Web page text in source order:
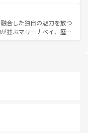
の季節にも異なる楽しみ
の人々、仏教を中心とし
、訪れる旅人を魅了し続
。観光スポットが密集し
るのも魅力。息をのむよ
香港を存分に楽しみ尽く
合した独自の魅力を放つ
並ぶマリーナベイ、歴史
しめる外せないスポット